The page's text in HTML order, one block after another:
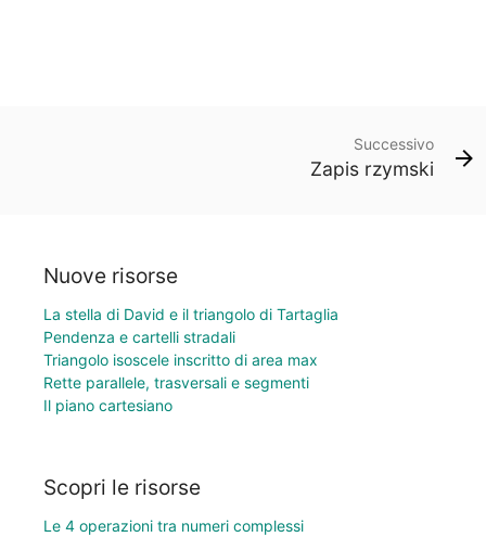
Successivo
Zapis rzymski
Nuove risorse
La stella di David e il triangolo di Tartaglia
Pendenza e cartelli stradali
Triangolo isoscele inscritto di area max
Rette parallele, trasversali e segmenti
Il piano cartesiano
Scopri le risorse
Le 4 operazioni tra numeri complessi